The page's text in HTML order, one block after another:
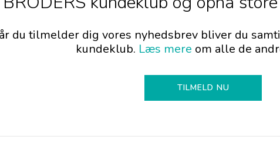
du tilmelder dig vores nyhedsbrev bliver du
kundeklub. Læs mere om alle de
TILMELD NU